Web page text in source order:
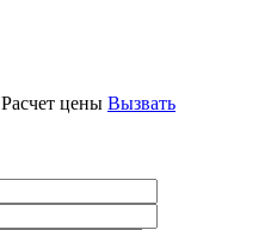
Расчет цены Вызвать